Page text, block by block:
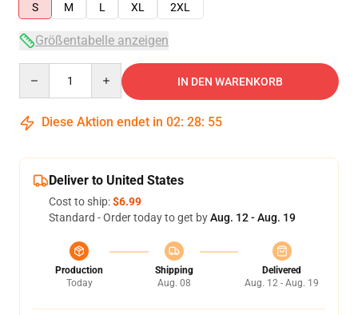
S
M L XL 2XL
Größentabelle anzeigen
IN DEN WARENKORB
Diese Aktion endet in 02: 28: 54
Deliver to United States
Cost to ship:$6.99
Standard - Order today to get byAug. 12 - Aug. 19
Production
Today
Shipping
Aug. 08
Delivered
Aug. 12 - Aug. 19